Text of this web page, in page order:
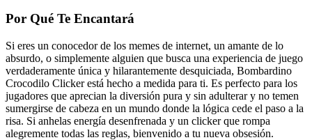
Por Qué Te Encantará
Si eres un conocedor de los memes de internet, un amante de lo
absurdo, o simplemente alguien que busca una experiencia de juego
verdaderamente única y hilarantemente desquiciada, Bombardino
Crocodilo Clicker está hecho a medida para ti. Es perfecto para los
jugadores que aprecian la diversión pura y sin adulterar y no temen
sumergirse de cabeza en un mundo donde la lógica cede el paso a la
risa. Si anhelas energía desenfrenada y un clicker que rompa
alegremente todas las reglas, bienvenido a tu nueva obsesión.